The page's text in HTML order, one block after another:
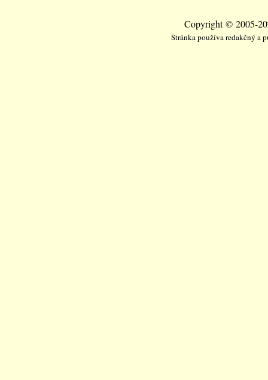
Copyright © 2005-
Stránka používa redakčný a